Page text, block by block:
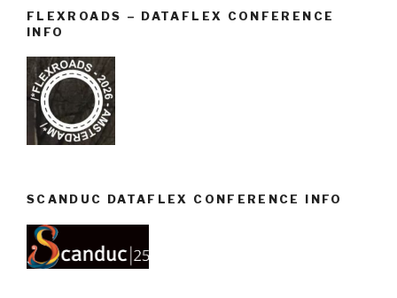
FLEXROADS – DATAFLEX CONFERENCE
INFO
SCANDUC DATAFLEX CONFERENCE INFO